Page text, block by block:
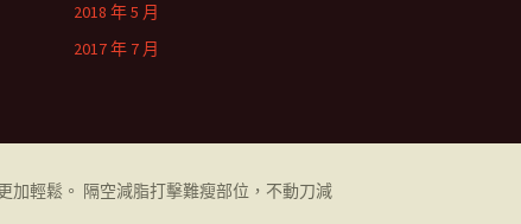
2018 年 5 月
2017 年 7 月
加輕鬆。 隔空減脂打擊難瘦部位，不動刀減